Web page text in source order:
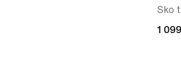
Sko
1
1